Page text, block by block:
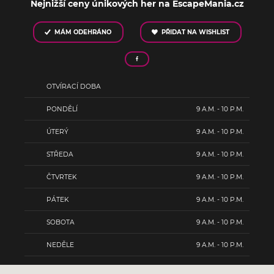
Nejnižší ceny únikových her na EscapeMania.cz
MÁM ODEHRÁNO PŘIDAT NA WISHLIST
OTVÍRACÍ DOBA
PONDĚLÍ 9 A.M. - 10 P.M.
ÚTERÝ 9 A.M. - 10 P.M.
STŘEDA 9 A.M. - 10 P.M.
ČTVRTEK 9 A.M. - 10 P.M.
PÁTEK 9 A.M. - 10 P.M.
SOBOTA 9 A.M. - 10 P.M.
NEDĚLE 9 A.M. - 10 P.M.